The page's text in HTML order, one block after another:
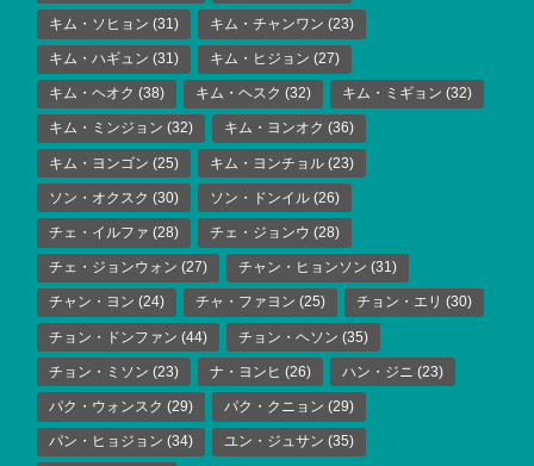
キム・ソヒョン (31) キム・チャンワン (23)
キム・ハギュン (31) キム・ヒジョン (27)
キム・ヘオク (38) キム・ヘスク (32) キム・ミギョン (32)
キム・ミンジョン (32) キム・ヨンオク (36)
キム・ヨンゴン (25) キム・ヨンチョル (23)
ソン・オクスク (30) ソン・ドンイル (26)
チェ・イルファ (28) チェ・ジョンウ (28)
チェ・ジョンウォン (27) チャン・ヒョンソン (31)
チャン・ヨン (24) チャ・ファヨン (25) チョン・エリ (30)
チョン・ドンファン (44) チョン・ヘソン (35)
チョン・ミソン (23) ナ・ヨンヒ (26) ハン・ジニ (23)
パク・ウォンスク (29) パク・クニョン (29)
パン・ヒョジョン (34) ユン・ジュサン (35)